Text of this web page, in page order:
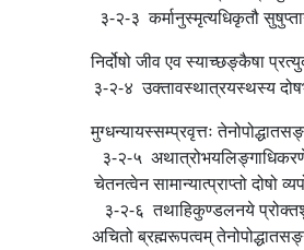
३-२-३ कर्मानुस्मृत्यधिकृतौ
निर्दोषो जीव एव स्याच्छङ्कैषा
३-२-४ उक्तावस्थात्रयस्थस्य
मुग्धन्यायस्सम्प्रवृत्तः
३-२-५ अथात्रोभयलिङ्गाधिकरणे
चेतनत्वेन सामान्यात्प्राप्तो दोषो
३-२-६ तथाहिकुण्डलनये
अचितो ब्रह्मरूपत्वम्